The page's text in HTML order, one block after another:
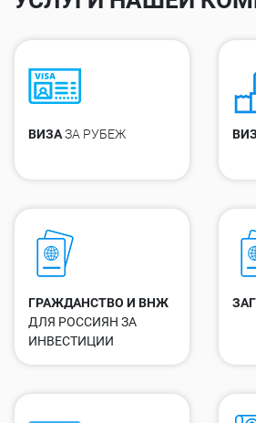
ВИЗАЗА РУБЕЖ
ГРАЖДАНСТВО И ВНЖ
ДЛЯ РОССИЯН ЗА
ИНВЕСТИЦИИ